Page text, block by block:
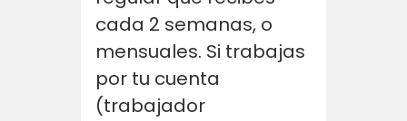
cada 2 semanas, o
mensuales. Si trabajas
por tu cuenta
(trabajador